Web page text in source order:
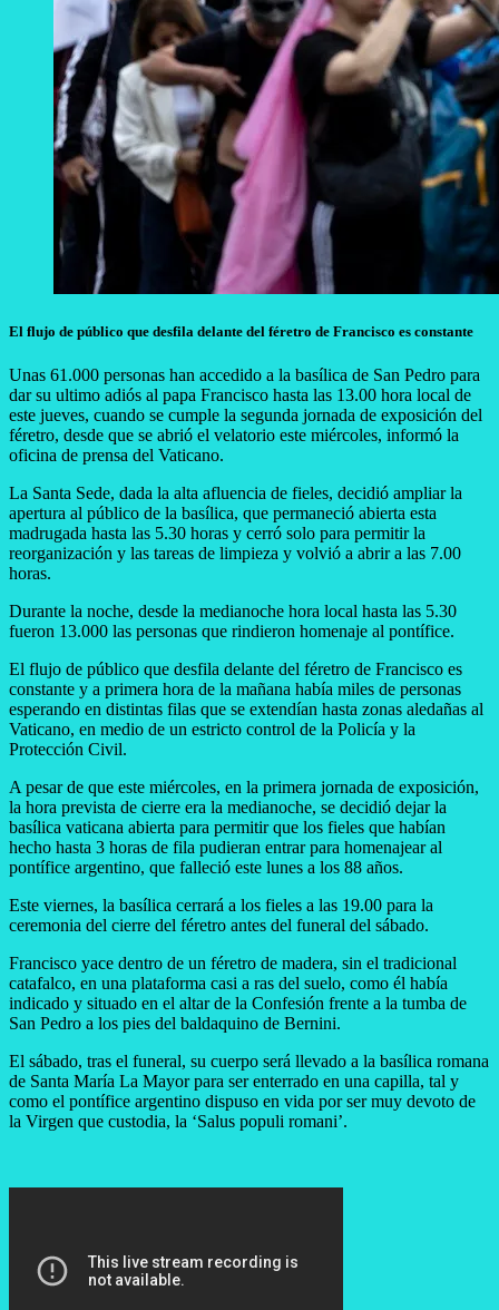
El flujo de público que desfila delante del féretro de Francisco es constante
Unas 61.000 personas han accedido a la basílica de San Pedro para
dar su ultimo adiós al papa Francisco hasta las 13.00 hora local de
este jueves, cuando se cumple la segunda jornada de exposición del
féretro, desde que se abrió el velatorio este miércoles, informó la
oficina de prensa del Vaticano.
La Santa Sede, dada la alta afluencia de fieles, decidió ampliar la
apertura al público de la basílica, que permaneció abierta esta
madrugada hasta las 5.30 horas y cerró solo para permitir la
reorganización y las tareas de limpieza y volvió a abrir a las 7.00
horas.
Durante la noche, desde la medianoche hora local hasta las 5.30
fueron 13.000 las personas que rindieron homenaje al pontífice.
El flujo de público que desfila delante del féretro de Francisco es
constante y a primera hora de la mañana había miles de personas
esperando en distintas filas que se extendían hasta zonas aledañas al
Vaticano, en medio de un estricto control de la Policía y la
Protección Civil.
A pesar de que este miércoles, en la primera jornada de exposición,
la hora prevista de cierre era la medianoche, se decidió dejar la
basílica vaticana abierta para permitir que los fieles que habían
hecho hasta 3 horas de fila pudieran entrar para homenajear al
pontífice argentino, que falleció este lunes a los 88 años.
Este viernes, la basílica cerrará a los fieles a las 19.00 para la
ceremonia del cierre del féretro antes del funeral del sábado.
Francisco yace dentro de un féretro de madera, sin el tradicional
catafalco, en una plataforma casi a ras del suelo, como él había
indicado y situado en el altar de la Confesión frente a la tumba de
San Pedro a los pies del baldaquino de Bernini.
El sábado, tras el funeral, su cuerpo será llevado a la basílica romana
de Santa María La Mayor para ser enterrado en una capilla, tal y
como el pontífice argentino dispuso en vida por ser muy devoto de
la Virgen que custodia, la ‘Salus populi romani’.